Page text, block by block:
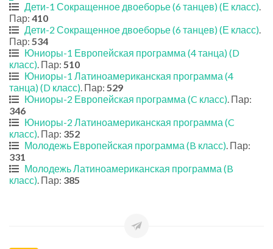
Дети-1 Сокращенное двоеборье (6 танцев) (Е класс).
Пар: 410
Дети-2 Сокращенное двоеборье (6 танцев) (Е класс).
Пар: 534
Юниоры-1 Европейская программа (4 танца) (D
класс). Пар: 510
Юниоры-1 Латиноамериканская программа (4
танца) (D класс). Пар: 529
Юниоры-2 Европейская программа (C класс). Пар:
346
Юниоры-2 Латиноамериканская программа (C
класс). Пар: 352
Молодежь Европейская программа (B класс). Пар:
331
Молодежь Латиноамериканская программа (B
класс). Пар: 385